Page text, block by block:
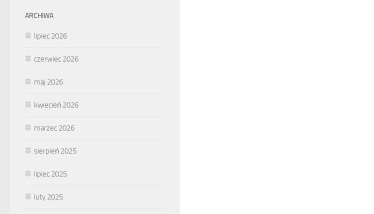
ARCHIWA
lipiec 2026
czerwiec 2026
maj 2026
kwiecień 2026
marzec 2026
sierpień 2025
lipiec 2025
luty 2025